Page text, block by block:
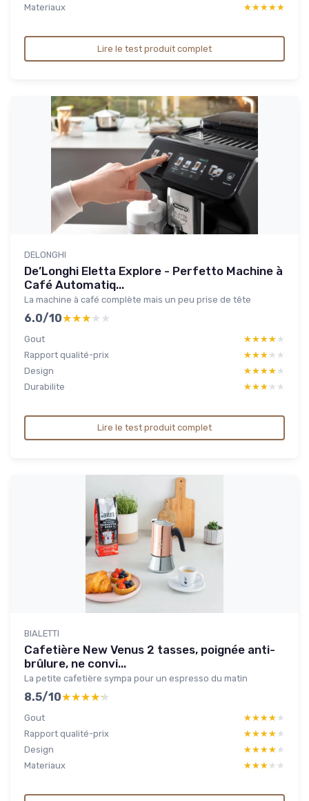
Materiaux
★★★★★
★★★★★
Lire le test produit complet
DELONGHI
De’Longhi Eletta Explore - Perfetto Machine à
Café Automatiq...
La machine à café complète mais un peu prise de tête
6.0/10★★★★★
★★★★★
Gout ★★★★★
★★★★★
Rapport qualité-prix
★★★★★
★★★★★
Design
★★★★★
★★★★★
Durabilite
★★★★★
★★★★★
Lire le test produit complet
BIALETTI
Cafetière New Venus 2 tasses, poignée anti-
brûlure, ne convi...
La petite cafetière sympa pour un espresso du matin
8.5/10★★★★★
★★★★★
Gout ★★★★★
★★★★★
Rapport qualité-prix
★★★★★
★★★★★
Design
★★★★★
★★★★★
Materiaux
★★★★★
★★★★★